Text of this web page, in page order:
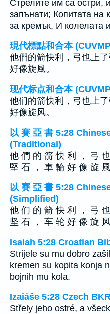
Стрелите им са остри,
запънати; Копитата на
за кремък, И колелата
現代標點和合本
他們的箭快利，弓也上
好像旋風。
现代标点和合本
他们的箭快利，弓也上
好像旋风。
以 賽 亞 書 5:28
(Traditional)
他 們 的 箭 快 利 ， 弓
堅 石 ， 車 輪 好 像 旋 風
以 賽 亞 書 5:28
(Simplified)
他 们 的 箭 快 利 ， 弓
坚 石 ， 车 轮 好 像 旋 风
Isaiah 5:28 Croatian
Strijele su mu dobro
kremen su kopita konja
bojnih mu kola.
Izaiáše 5:28 Czech BKR
Střely jeho ostré, a